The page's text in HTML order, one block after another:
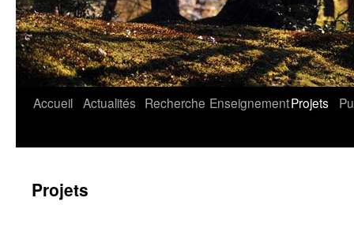
Accueil Actualités Recherche EnseignementProjets
Projets